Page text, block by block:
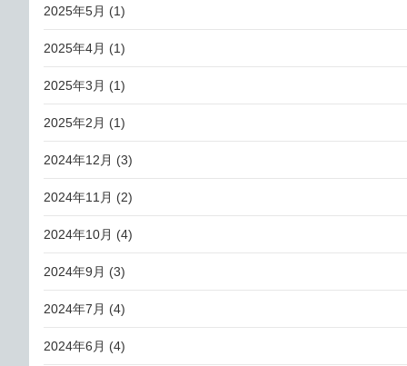
2025年5月 (1)
2025年4月 (1)
2025年3月 (1)
2025年2月 (1)
2024年12月 (3)
2024年11月 (2)
2024年10月 (4)
2024年9月 (3)
2024年7月 (4)
2024年6月 (4)